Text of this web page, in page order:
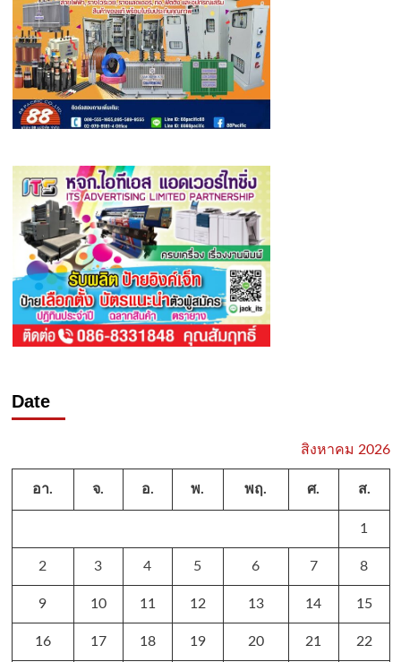
Date
สิงหาคม 2026
อา. จ. อ. พ. พฤ. ศ. ส.
1
2 3 4 5 6 7 8
9 10 11 12 13 14 15
16 17 18 19 20 21 22